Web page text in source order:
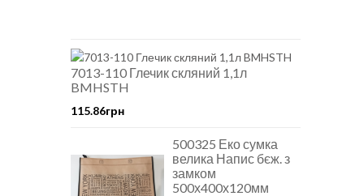
7013-110 Глечик скляний 1,1л
BMHSTH
115.86грн
500325 Еко сумка
велика Напис бєж. з
замком
500х400х120мм